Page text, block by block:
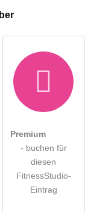
Premium
- buchen für
diesen
FitnessStudio-
Eintrag